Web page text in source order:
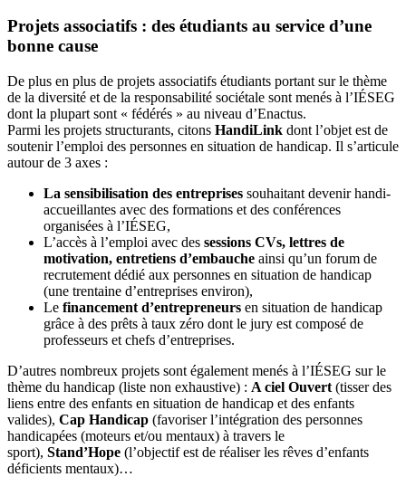
Projets associatifs : des étudiants au service d’une
bonne cause
De plus en plus de projets associatifs étudiants portant sur le thème
de la diversité et de la responsabilité sociétale sont menés à l’IÉSEG
dont la plupart sont « fédérés » au niveau d’Enactus.
Parmi les projets structurants, citons HandiLink dont l’objet est de
soutenir l’emploi des personnes en situation de handicap. Il s’articule
autour de 3 axes :
La sensibilisation des entreprises souhaitant devenir handi-
accueillantes avec des formations et des conférences
organisées à l’IÉSEG,
L’accès à l’emploi avec des sessions CVs, lettres de
motivation, entretiens d’embauche ainsi qu’un forum de
recrutement dédié aux personnes en situation de handicap
(une trentaine d’entreprises environ),
Le financement d’entrepreneurs en situation de handicap
grâce à des prêts à taux zéro dont le jury est composé de
professeurs et chefs d’entreprises.
D’autres nombreux projets sont également menés à l’IÉSEG sur le
thème du handicap (liste non exhaustive) : A ciel Ouvert (tisser des
liens entre des enfants en situation de handicap et des enfants
valides), Cap Handicap (favoriser l’intégration des personnes
handicapées (moteurs et/ou mentaux) à travers le
sport), Stand’Hope (l’objectif est de réaliser les rêves d’enfants
déficients mentaux)…